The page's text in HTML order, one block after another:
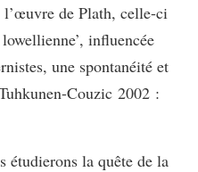
de Plath, celle-ci
influencée
une spontanéité et
Couzic 2002 :
étudierons la quête de la